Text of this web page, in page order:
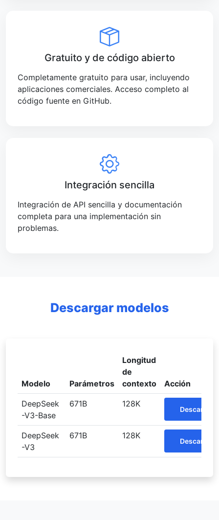
Gratuito y de código abierto
Completamente gratuito para usar, incluyendo
aplicaciones comerciales. Acceso completo al
código fuente en GitHub.
Integración sencilla
Integración de API sencilla y documentación
completa para una implementación sin
problemas.
Descargar modelos
Modelo Parámetros
Longitud
de
contexto
Acción
DeepSeek
-V3-Base
671B 128K
Descargar
DeepSeek
-V3
671B 128K
Descargar